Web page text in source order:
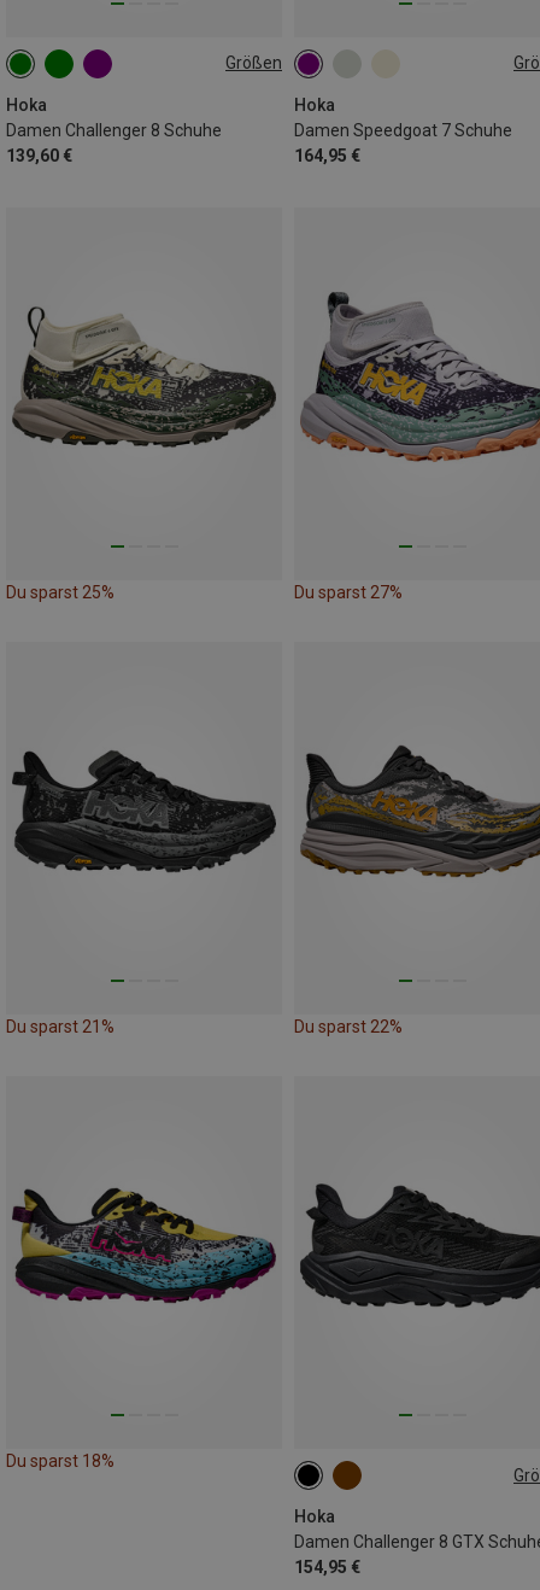
Größen
Hoka
Damen Challenger 8 Schuhe
139,60 €
38 42.5|43
Hoka
Damen Speedgoat 7 Schuhe
164,95 €
Du sparst 25% Du sparst 27%
Du sparst 21% Du sparst 22%
Du sparst 18%
Hoka
Damen Challenger 8 GTX
154,95 €